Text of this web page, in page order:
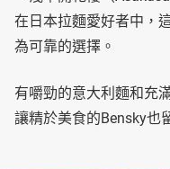
在日本拉麵愛好者中，
為可靠的選擇。
有嚼勁的意大利麵和充
讓精於美食的Bensky也